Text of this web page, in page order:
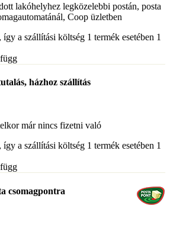
lakóhelyhez legközelebbi postán, posta
Coop üzletben
, így a szállítási költség 1 termék esetében 1
házhoz szállítás
már nincs fizetni való
, így a szállítási költség 1 termék esetében 1
csomagpontra